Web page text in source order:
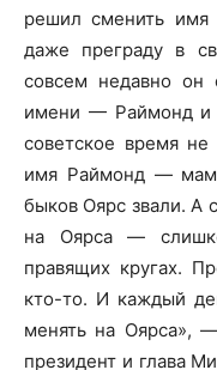
решил сменить имя
даже преграду в
совсем недавно он
имени — Раймонд и
советское время
имя Раймонд —
быков Оярс звали. А
на Оярса —
правящих кругах.
кто-то. И каждый
менять на Оярса»,
президент и глава